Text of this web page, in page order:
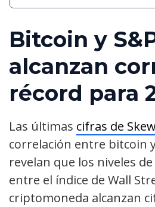
Bitcoin y
alcanzan
récord para
Las últimas cifras de
correlación entre bitcoin
revelan que los niveles
entre el índice de Wall
criptomoneda alcanzan